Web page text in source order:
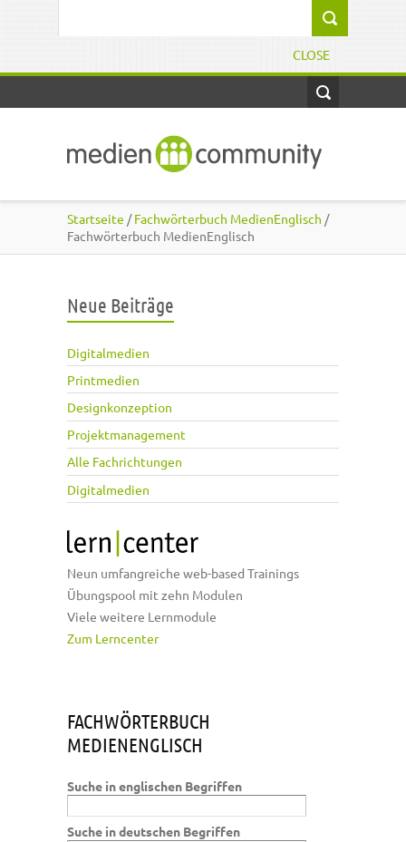
CLOSE
Startseite /Fachwörterbuch MedienEnglisch /
Fachwörterbuch MedienEnglisch
Neue Beiträge
Digitalmedien
Printmedien
Designkonzeption
Projektmanagement
Alle Fachrichtungen
Digitalmedien
Neun umfangreiche web-based Trainings
Übungspool mit zehn Modulen
Viele weitere Lernmodule
Zum Lerncenter
FACHWÖRTERBUCH
MEDIENENGLISCH
Suche in englischen Begriffen
Suche in deutschen Begriffen